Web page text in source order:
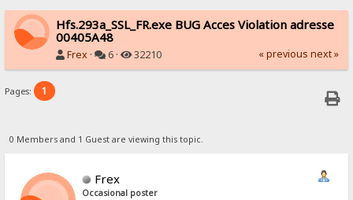
Hfs.293a_SSL_FR.exe BUG Acces Violation adresse
00405A48
Frex · 6 · 32210 « previous next »
Pages: 1
0 Members and 1 Guest are viewing this topic.
Frex
Occasional poster